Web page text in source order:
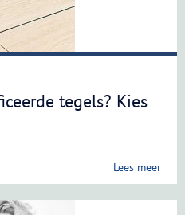
tegels? Kies
Lees meer